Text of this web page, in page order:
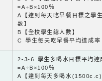
=A÷B×100％
A【達到每天吃早餐目標之學
數】
B【全校學生總人數】
C 學生每天吃早餐平均達成率
2-3-6 學生多喝水目標平均達
=A÷B×100％
A【達到每天多喝水